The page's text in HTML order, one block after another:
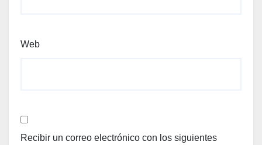
Web
Recibir un correo electrónico con los siguientes